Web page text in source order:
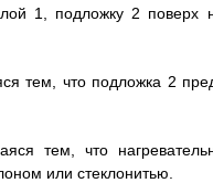
1, подложку 2
тем, что подложка 2
тем, что
или стеклонитью.